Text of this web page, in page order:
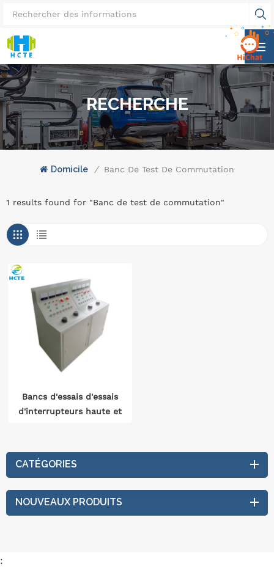
RECHERCHE
Domicile / Banc De Test De Commutation
1 results found for "Banc de test de commutation"
Bancs d'essais d'essais
d'interrupteurs haute et
CATÉGORIES
NOUVEAUX PRODUITS
: